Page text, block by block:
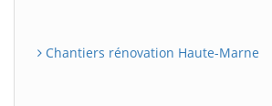
Chantiers rénovation Haute-Marne